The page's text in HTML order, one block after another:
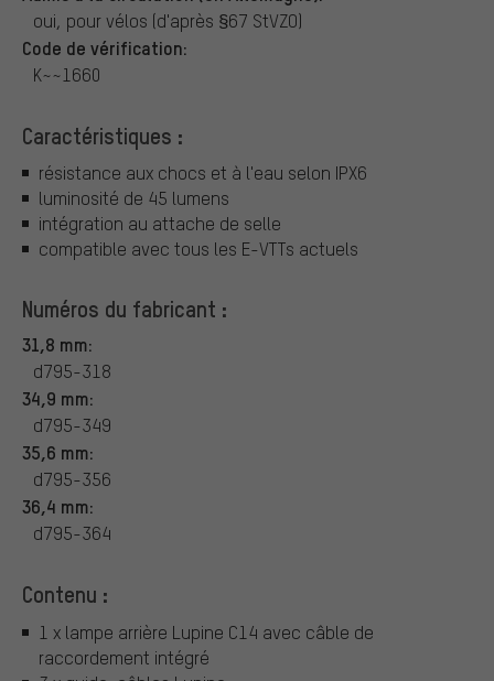
oui, pour vélos (d'après §67 StVZO)
Code de vérification:
K~~1660
Caractéristiques :
résistance aux chocs et à l'eau selon IPX6
luminosité de 45 lumens
intégration au attache de selle
compatible avec tous les E-VTTs actuels
Numéros du fabricant :
31,8 mm:
d795-318
34,9 mm:
d795-349
35,6 mm:
d795-356
36,4 mm:
d795-364
Contenu :
1 x lampe arrière Lupine C14 avec câble de
raccordement intégré